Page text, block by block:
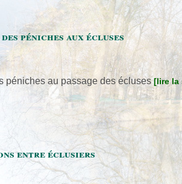
péniches aux écluses
péniches au passage des écluses[lire la
entre éclusiers